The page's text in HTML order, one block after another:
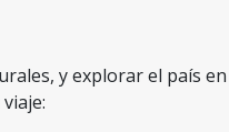
y explorar el país